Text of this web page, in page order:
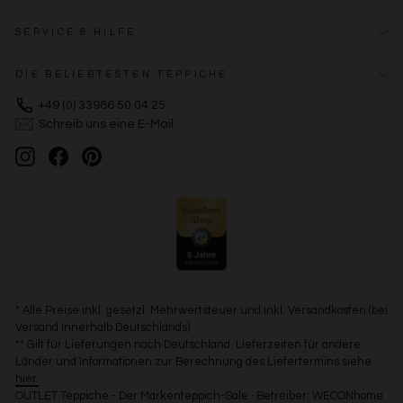
SERVICE & HILFE
DIE BELIEBTESTEN TEPPICHE
+49 (0) 33986 50 04 25
Schreib uns eine E-Mail
InstagramFacebookPinterest
* Alle Preise inkl. gesetzl. Mehrwertsteuer und inkl. Versandkosten (bei
Versand innerhalb Deutschlands).
** Gilt für Lieferungen nach Deutschland. Lieferzeiten für andere
Länder und Informationen zur Berechnung des Liefertermins siehe
hier.
OUTLET Teppiche - Der Markenteppich-Sale · Betreiber: WECONhome